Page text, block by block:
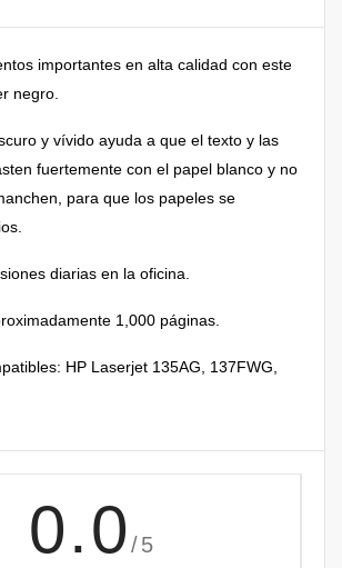
importantes en alta calidad con este
negro.
y vívido ayuda a que el texto y las
fuertemente con el papel blanco y no
para que los papeles se
diarias en la oficina.
1,000 páginas.
HP Laserjet 135AG, 137FWG,
0.0 /5